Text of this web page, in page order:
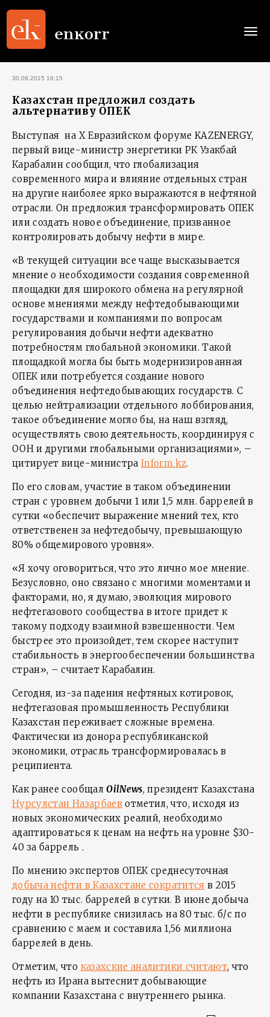
30.09.2015 16:15
Казахстан предложил создать
альтернативу ОПЕК
Выступая на Х Евразийском форуме KAZENERGY,
первый вице-министр энергетики РК Узакбай
Карабалин сообщил, что глобализация
современного мира и влияние отдельных стран
на другие наиболее ярко выражаются в нефтяной
отрасли. Он предложил трансформировать ОПЕК
или создать новое объединение, призванное
контролировать добычу нефти в мире.
«В текущей ситуации все чаще высказывается
мнение о необходимости создания современной
площадки для широкого обмена на регулярной
основе мнениями между нефтедобывающими
государствами и компаниями по вопросам
регулирования добычи нефти адекватно
потребностям глобальной экономики. Такой
площадкой могла бы быть модернизированная
ОПЕК или потребуется создание нового
объединения нефтедобывающих государств. С
целью нейтрализации отдельного лоббирования,
такое объединение могло бы, на наш взгляд,
осуществлять свою деятельность, координируя с
ООН и другими глобальными организациями», –
цитирует вице-министраInform.kz.
По его словам, участие в таком объединении
стран с уровнем добычи 1 или 1,5 млн. баррелей в
сутки «обеспечит выражение мнений тех, кто
ответственен за нефтедобычу, превышающую
80% общемирового уровня».
«Я хочу оговориться, что это лично мое мнение.
Безусловно, оно связано с многими моментами и
факторами, но, я думаю, эволюция мирового
нефтегазового сообщества в итоге придет к
такому подходу взаимной взвешенности. Чем
быстрее это произойдет, тем скорее наступит
стабильность в энергообеспечении большинства
стран», – считает Карабалин.
Сегодня, из-за падения нефтяных котировок,
нефтегазовая промышленность Республики
Казахстан переживает сложные времена.
Фактически из донора республиканской
экономики, отрасль трансформировалась в
реципиента.
Как ранее сообщалOilNews, президент Казахстана
Нурсулстан Назарбаев отметил, что, исходя из
новых экономических реалий, необходимо
адаптироваться к ценам на нефть на уровне $30-
40 за баррель .
По мнению экспертов ОПЕК среднесуточная
добыча нефти в Казахстане сократится в 2015
году на 10 тыс. баррелей в сутки. В июне добыча
нефти в республике снизилась на 80 тыс. б/с по
сравнению с маем и составила 1,56 миллиона
баррелей в день.
Отметим, что казахские аналитики считают, что
нефть из Ирана вытеснит добывающие
компании Казахстана с внутреннего рынка.